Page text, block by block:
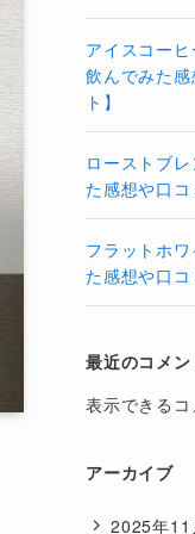
アイスコー
飲んでみた
ト】
ローストブ
た感想や口コ
フラットホ
た感想や口コ
最近のコメン
表示できるコ
アーカイブ
2025年11